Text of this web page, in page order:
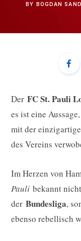
BY BOGDAN
Der FC St. Pauli
es ist eine
mit der
des Vereins
Im Herzen von
Pauli bekannt
der Bundesliga,
ebenso rebellisch